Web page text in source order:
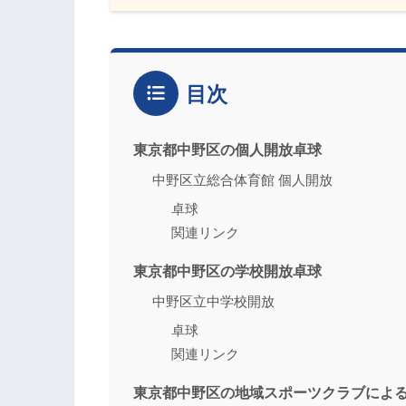
目次
東京都中野区の個人開放卓球
中野区立総合体育館 個人開放
卓球
関連リンク
東京都中野区の学校開放卓球
中野区立中学校開放
卓球
関連リンク
東京都中野区の地域スポーツクラブによ